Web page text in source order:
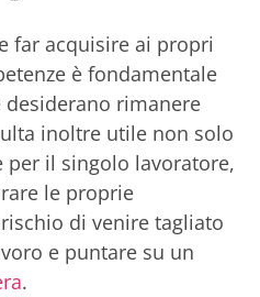
e far acquisire ai propri
è fondamentale
desiderano rimanere
inoltre utile non solo
per il singolo lavoratore,
le proprie
di venire tagliato
e puntare su un
.